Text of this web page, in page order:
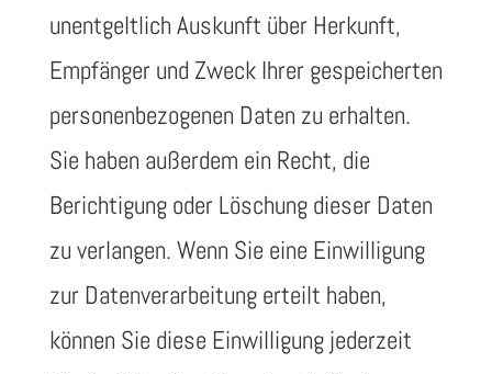
unentgeltlich Auskunft über Herkunft,
Empfänger und Zweck Ihrer gespeicherten
personenbezogenen Daten zu erhalten.
Sie haben außerdem ein Recht, die
Berichtigung oder Löschung dieser Daten
zu verlangen. Wenn Sie eine Einwilligung
zur Datenverarbeitung erteilt haben,
können Sie diese Einwilligung jederzeit